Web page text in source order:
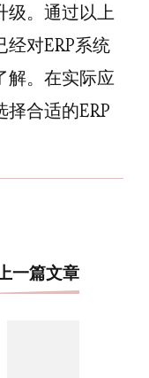
级。通过以上
对ERP系统
解。在实际应
合适的ERP
一篇文章